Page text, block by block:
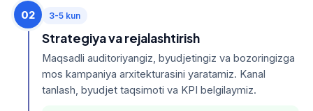
02 3-5 kun
Strategiya va rejalashtirish
Maqsadli auditoriyangiz, byudjetingiz va bozoringizga
mos kampaniya arxitekturasini yaratamiz. Kanal
tanlash, byudjet taqsimoti va KPI belgilaymiz.